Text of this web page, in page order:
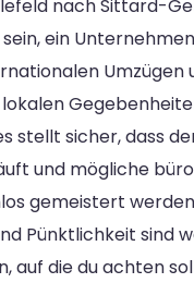
nach Sittard-
ein
Umzügen
stellt sicher, dass
und mögliche
gemeistert
Pünktlichkeit sind
auf die du achten